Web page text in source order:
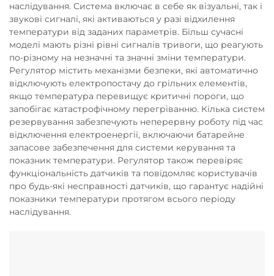
наслідування. Система включає в себе як візуальні, так і
звукові сигналі, які активаються у разі відхилення
температури від заданих параметрів. Більш сучасні
моделі мають різні рівні сигналів тривоги, що реагують
по-різному на незначні та значні зміни температури.
Регулятор містить механізми безпеки, які автоматично
відключують електропостачу до грільних елементів,
якщо температура перевищує критичні пороги, що
запобігає катастрофічному перегріванню. Кілька систем
резервування забезпечують неперервну роботу під час
відключення електроенергії, включаючи батарейне
запасове забезпечення для системи керування та
показник температури. Регулятор також перевіряє
функціональність датчиків та повідомляє користувачів
про будь-які несправності датчиків, що гарантує надійні
показники температури протягом всього періоду
наслідування.